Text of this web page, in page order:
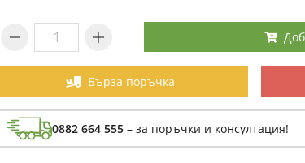
Бърза поръчка
0882 664 555 – за поръчки и консултация!